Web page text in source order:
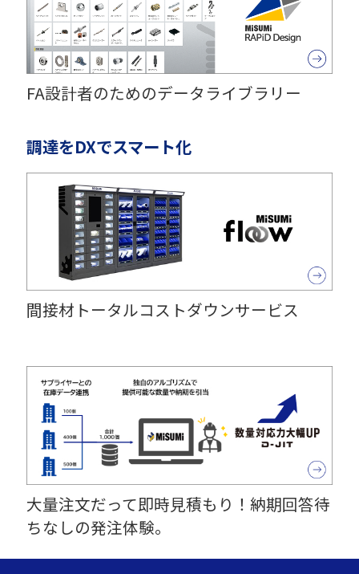
FA設計者のためのデータライブラリー
調達をDXでスマート化
間接材トータルコストダウンサービス
大量注文だって即時見積もり！納期回答待
ちなしの発注体験。